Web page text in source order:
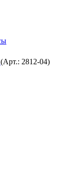
(Арт.: 2812-04)